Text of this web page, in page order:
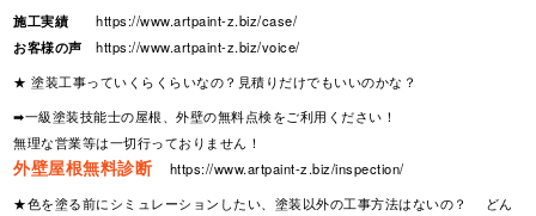
施工実績
https://www.artpaint-z.biz/case/
お客様の声
https://www.artpaint-z.biz/voice/
★ 塗装工事っていくらくらいなの？見積りだけでもいいのかな？
➡一級塗装技能士の屋根、外壁の無料点検をご利用ください！
無理な営業等は一切行っておりません！
外壁屋根無料診断
https://www.artpaint-z.biz/inspection/
★色を塗る前にシミュレーションしたい、塗装以外の工事方法はないの？ どん